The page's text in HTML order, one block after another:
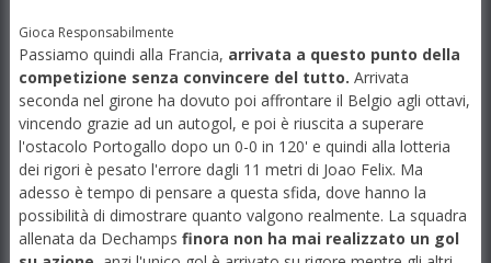
Gioca Responsabilmente
Passiamo quindi alla Francia, arrivata a questo punto della
competizione senza convincere del tutto. Arrivata
seconda nel girone ha dovuto poi affrontare il Belgio agli ottavi,
vincendo grazie ad un autogol, e poi è riuscita a superare
l'ostacolo Portogallo dopo un 0-0 in 120' e quindi alla lotteria
dei rigori è pesato l'errore dagli 11 metri di Joao Felix. Ma
adesso è tempo di pensare a questa sfida, dove hanno la
possibilità di dimostrare quanto valgono realmente. La squadra
allenata da Dechamps finora non ha mai realizzato un gol